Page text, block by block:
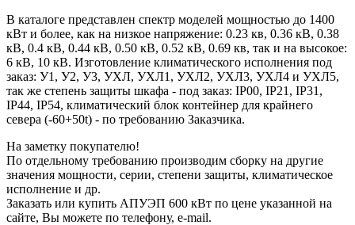
В каталоге представлен спектр моделей мощностью до 1400
кВт и более, как на низкое напряжение: 0.23 кв, 0.36 кВ, 0.38
кВ, 0.4 кВ, 0.44 кВ, 0.50 кВ, 0.52 кВ, 0.69 кв, так и на высокое:
6 кВ, 10 кВ. Изготовление климатического исполнения под
заказ: У1, У2, У3, УХЛ, УХЛ1, УХЛ2, УХЛ3, УХЛ4 и УХЛ5,
так же степень защиты шкафа - под заказ: IP00, IP21, IP31,
IP44, IP54, климатический блок контейнер для крайнего
севера (-60+50t) - по требованию Заказчика.
На заметку покупателю!
По отдельному требованию производим сборку на другие
значения мощности, серии, степени защиты, климатическое
исполнение и др.
Заказать или купить АПУЭП 600 кВт по цене указанной на
сайте, Вы можете по телефону, e-mail.